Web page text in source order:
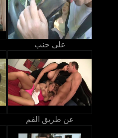
على جنب
عن طريق الفم